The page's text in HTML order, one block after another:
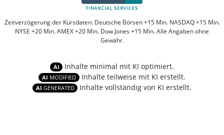
Zeitverzögerung der Kursdaten: Deutsche Börsen +15 Min. NASDAQ +15 Min.
NYSE +20 Min. AMEX +20 Min. Dow Jones +15 Min. Alle Angaben ohne
Gewähr.
AI Inhalte minimal mit KI optimiert.
AI MODIFIED Inhalte teilweise mit KI erstellt.
AI GENERATED Inhalte vollständig von KI erstellt.